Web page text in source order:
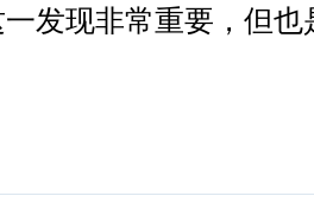
发现非常重要，但也